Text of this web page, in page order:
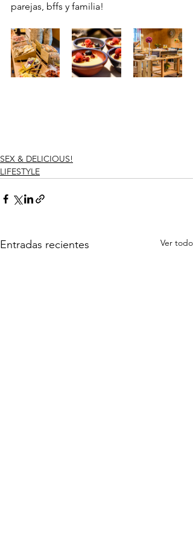
parejas, bffs y familia!
SEX & DELICIOUS!
LIFESTYLE
Entradas recientes Ver todo